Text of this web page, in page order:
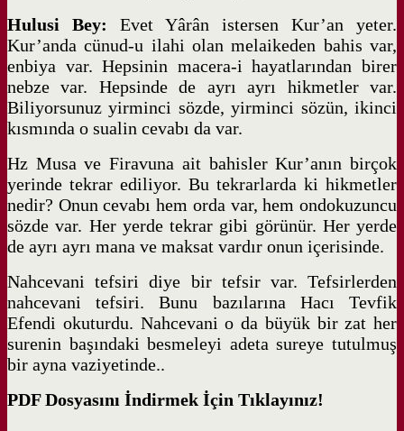
Hulusi Bey: Evet Yârân istersen Kur’an yeter.
Kur’anda cünud-u ilahi olan melaikeden bahis var,
enbiya var. Hepsinin macera-i hayatlarından birer
nebze var. Hepsinde de ayrı ayrı hikmetler var.
Biliyorsunuz yirminci sözde, yirminci sözün, ikinci
kısmında o sualin cevabı da var.
Hz Musa ve Firavuna ait bahisler Kur’anın birçok
yerinde tekrar ediliyor. Bu tekrarlarda ki hikmetler
nedir? Onun cevabı hem orda var, hem ondokuzuncu
sözde var. Her yerde tekrar gibi görünür. Her yerde
de ayrı ayrı mana ve maksat vardır onun içerisinde.
Nahcevani tefsiri diye bir tefsir var. Tefsirlerden
nahcevani tefsiri. Bunu bazılarına Hacı Tevfik
Efendi okuturdu. Nahcevani o da büyük bir zat her
surenin başındaki besmeleyi adeta sureye tutulmuş
bir ayna vaziyetinde..
PDF Dosyasını İndirmek İçin Tıklayınız!